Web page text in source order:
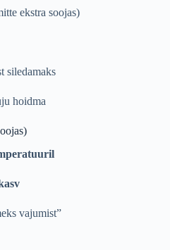
ekstra soojas)
siledamaks
hoidma
vajumist”